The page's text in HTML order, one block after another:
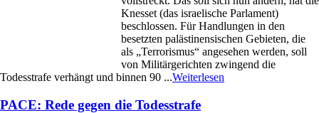
Knesset (das israelische Parlament)
beschlossen. Für Handlungen in den
besetzten palästinensischen Gebieten, die
als „Terrorismus“ angesehen werden, soll
von Militärgerichten zwingend die
Todesstrafe verhängt und binnen 90 ...Weiterlesen
PACE: Rede gegen die Todesstrafe